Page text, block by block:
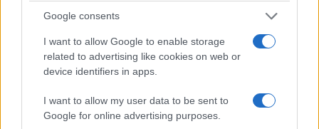
Google consents
I want to allow Google to enable storage
related to advertising like cookies on web or
device identifiers in apps.
I want to allow my user data to be sent to
Google for online advertising purposes.
Google News
και μάθετε πρώτοι όλες τις ειδήσεις!